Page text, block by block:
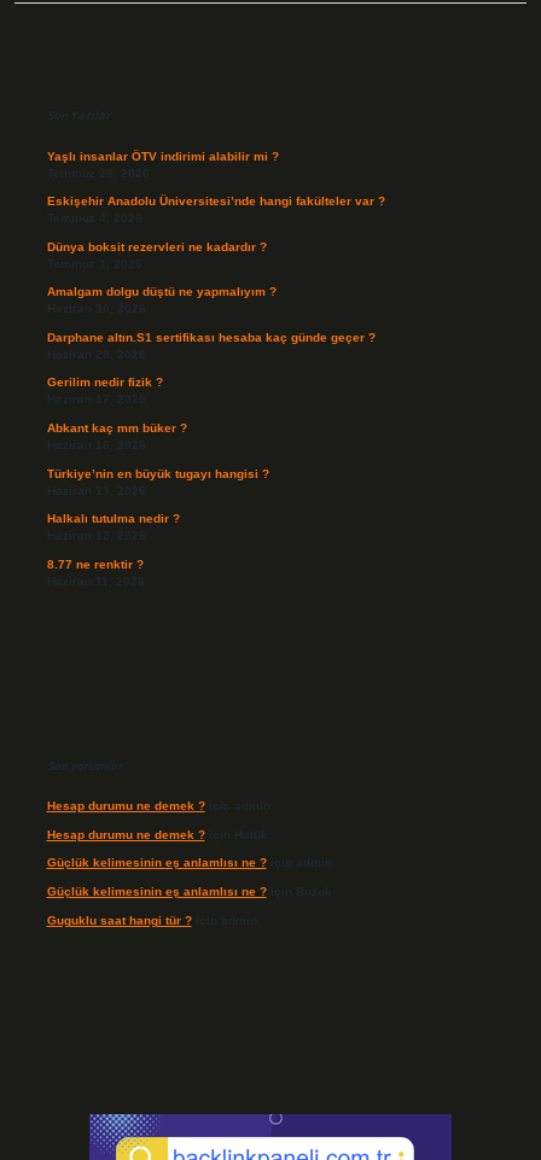
Son Yazılar
Yaşlı insanlar ÖTV indirimi alabilir mi ?
Temmuz 26, 2026
Eskişehir Anadolu Üniversitesi’nde hangi fakülteler var ?
Temmuz 4, 2026
Dünya boksit rezervleri ne kadardır ?
Temmuz 1, 2026
Amalgam dolgu düştü ne yapmalıyım ?
Haziran 30, 2026
Darphane altın.S1 sertifikası hesaba kaç günde geçer ?
Haziran 20, 2026
Gerilim nedir fizik ?
Haziran 17, 2026
Abkant kaç mm büker ?
Haziran 16, 2026
Türkiye’nin en büyük tugayı hangisi ?
Haziran 13, 2026
Halkalı tutulma nedir ?
Haziran 12, 2026
8.77 ne renktir ?
Haziran 11, 2026
Son yorumlar
Hesap durumu ne demek ?için admin
Hesap durumu ne demek ?için Haluk
Güçlük kelimesinin eş anlamlısı ne ?için admin
Güçlük kelimesinin eş anlamlısı ne ?için Bozok
Guguklu saat hangi tür ?için admin